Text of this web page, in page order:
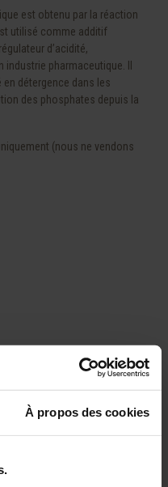
À propos des cookies
est obtenu par la réaction
utilisé comme additif
d’acidité,
pharmaceutique. Il
détergence dans les
des phosphates depuis la
(nous ne vendons
OFFRE